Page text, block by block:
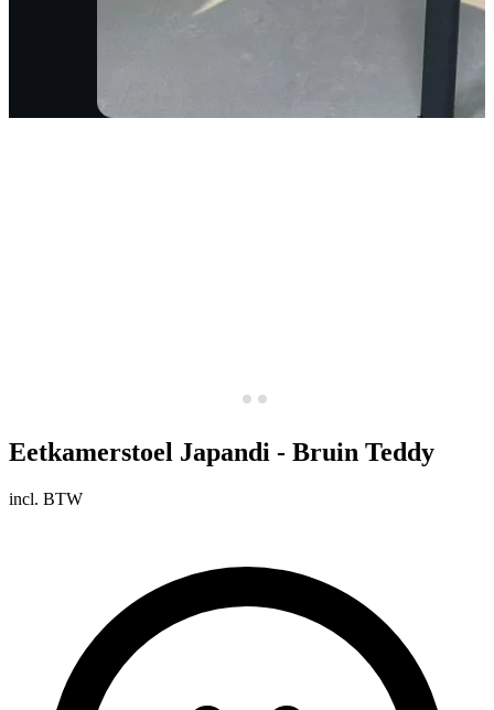
Eetkamerstoel Japandi - Bruin Teddy
incl. BTW